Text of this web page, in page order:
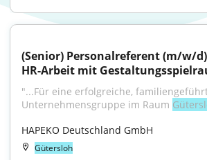
(Senior) Personalreferent (m/w/
HR-Arbeit mit
"...Für eine erfolgreiche,
Unternehmensgruppe im Raum
HAPEKO Deutschland GmbH
Gütersloh